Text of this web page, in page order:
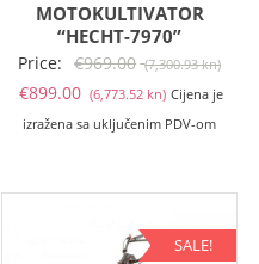
MOTOKULTIVATOR
“HECHT-7970”
Price: €969.00 (7,300.93 kn)
€899.00 (6,773.52 kn)Trenutna
cijena
kn).
Cijena je
izražena sa uključenim PDV-om
SALE!